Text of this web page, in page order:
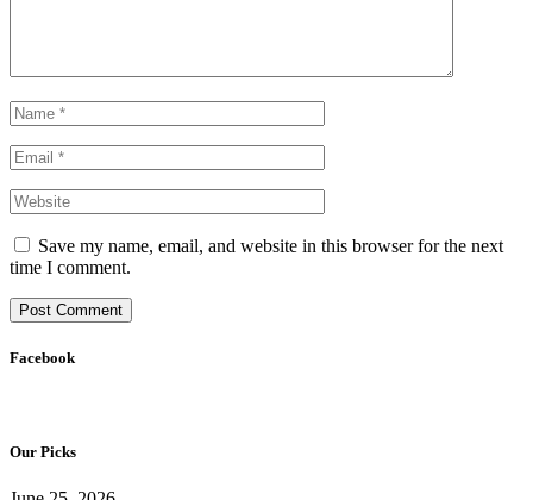
Save my name, email, and website in this browser for the next
time I comment.
Facebook
Our Picks